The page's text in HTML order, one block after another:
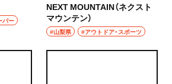
パー
NEXT MOUNTAIN（ネクスト
マウンテン）
#山梨県 #アウトドア・スポーツ